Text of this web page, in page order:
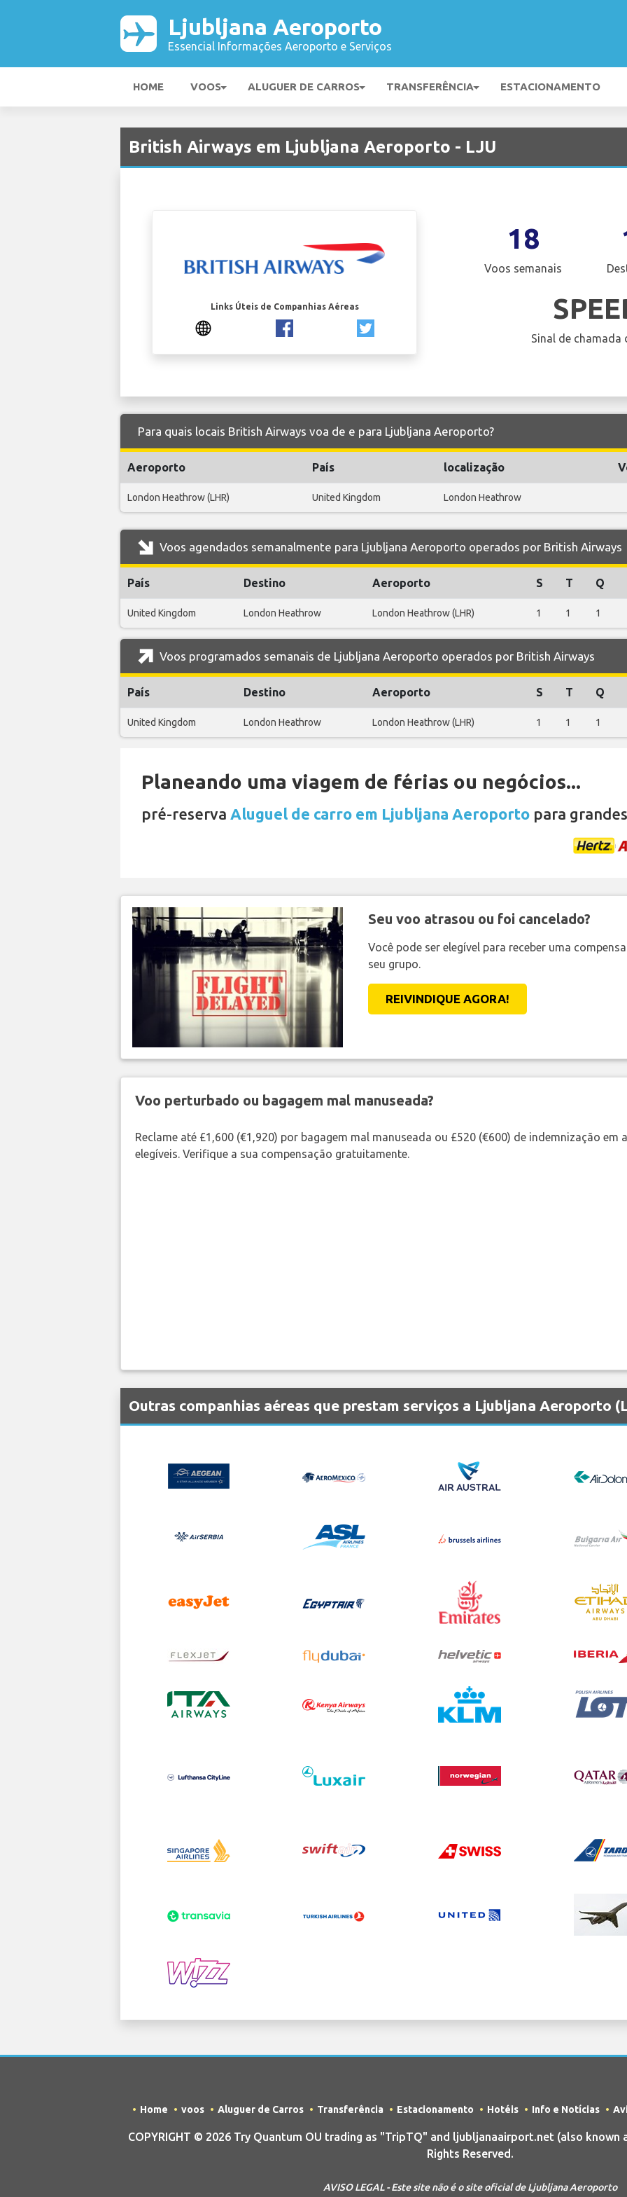
Ljubljana Aeroporto
Essencial Informações Aeroporto e Serviços
HOME VOOS ALUGUER DE CARROS TRANSFERÊNCIA ESTACIONAMENTO
British Airways em Ljubljana Aeroporto - LJU
Links Úteis de Companhias Aéreas
18
Voos semanais
Sinal de chamada
Para quais locais British Airways voa de e para Ljubljana Aeroporto?
Aeroporto País localização
London Heathrow (LHR) United Kingdom London Heathrow
Voos agendados semanalmente para Ljubljana Aeroporto operados por British Airways
País Destino Aeroporto S T Q
United Kingdom London Heathrow London Heathrow (LHR) 1 1 1
Voos programados semanais de Ljubljana Aeroporto operados por British Airways
País Destino Aeroporto S T Q
United Kingdom London Heathrow London Heathrow (LHR) 1 1 1
Planeando uma viagem de férias ou negócios...
pré-reserva Aluguel de carro em Ljubljana Aeroporto para
Seu voo atrasou ou foi cancelado?
Você pode ser elegível para receber uma
seu grupo.
REIVINDIQUE AGORA!
Voo perturbado ou bagagem mal manuseada?
Reclame até £1,600 (€1,920) por bagagem mal manuseada ou £520 (€600) de indemnização
elegíveis. Verifique a sua compensação gratuitamente.
Outras companhias aéreas que prestam serviços a Ljubljana Aeroporto
Home voos Aluguer de Carros Transferência Estacionamento Hotéis Info e Notícias
COPYRIGHT © 2026 Try Quantum OU trading as "TripTQ" and ljubljanaairport.net (also
Rights Reserved.
AVISO LEGAL - Este site não é o site oficial de Ljubljana Aeroporto